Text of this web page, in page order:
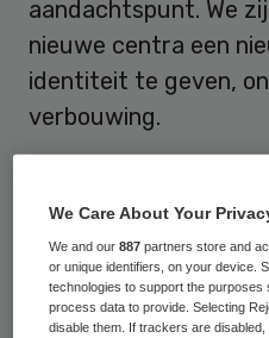
aandachtspunt. We
nieuwe centra een
identiteit te geven,
verbouwing.
ouderenzorg hebben
Gelders Hof
locaties: Intermezzo,
verblijf, herstel en
We Care About Your
We and our887 partners store and
or unique identifiers, on your device.
technologies to support the
process data to provide. Selecting
disable them. If trackers are